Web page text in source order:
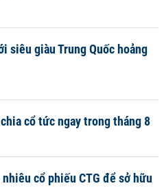
siêu giàu Trung Quốc hoảng
cổ tức ngay trong tháng 8
cổ phiếu CTG để sở hữu